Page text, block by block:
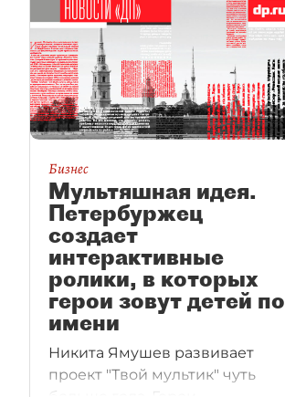
Бизнес
Мультяшная идея.
Петербуржец
создает
интерактивные
ролики, в которых
герои зовут детей по
имени
Никита Ямушев развивает
проект "Твой мультик" чуть